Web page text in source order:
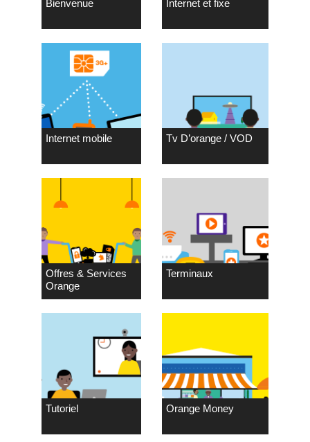
Bienvenue Internet et fixe
Internet mobile Tv D’orange / VOD
Offres & Services
Orange
Terminaux
Tutoriel Orange Money